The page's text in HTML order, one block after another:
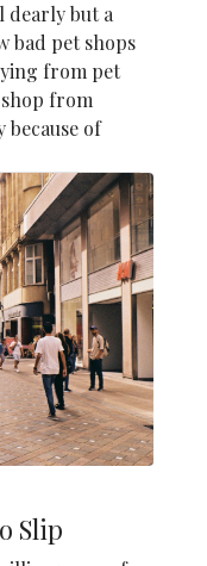
dearly but a
bad pet shops
from pet
from
because of
Slip